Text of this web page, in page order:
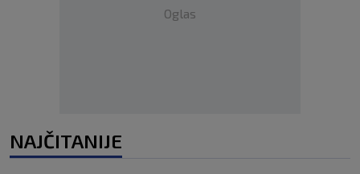
Oglas
NAJČITANIJE